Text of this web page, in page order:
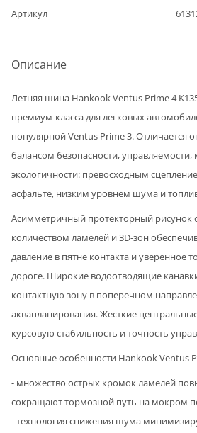
Артикул
Описание
Летняя шина Hankook Ventus Prime 4
премиум-класса для легковых
популярной Ventus Prime 3. Отличается
балансом безопасности,
экологичности: превосходным
асфальте, низким уровнем шума и
Асимметричный протекторный рисунок
количеством ламелей и 3D-зон
давление в пятне контакта и уверенное
дороге. Широкие водоотводящие
контактную зону в поперечном
аквапланирования. Жесткие
курсовую стабильность и точность
Основные особенности Hankook Ventus
- множество острых кромок ламелей
сокращают тормозной путь на мокром
- технология снижения шума